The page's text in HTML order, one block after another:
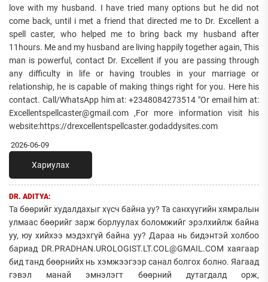
love with my husband. I have tried many options but he did not
come back, until i met a friend that directed me to Dr. Excellent a
spell caster, who helped me to bring back my husband after
11hours. Me and my husband are living happily together again, This
man is powerful, contact Dr. Excellent if you are passing through
any difficulty in life or having troubles in your marriage or
relationship, he is capable of making things right for you. Here his
contact. Call/WhatsApp him at: +2348084273514 "Or email him at:
Excellentspellcaster@gmail.com ,For more information visit his
website:https://drexcellentspellcaster.godaddysites.com
2026-06-09
Хариулах
DR. ADITYA:
Та бөөрийг худалдахыг хүсч байна уу? Та санхүүгийн хямралын
улмаас бөөрийг зарж борлуулах боломжийг эрэлхийлж байна
уу, юу хийхээ мэдэхгүй байна уу? Дараа нь бидэнтэй холбоо
бариад DR.PRADHAN.UROLOGIST.LT.COL@GMAIL.COM хаягаар
бид танд бөөрнийх нь хэмжээгээр санал болгох болно. Яагаад
гэвэл манай эмнэлэгт бөөрний дутагдалд орж,